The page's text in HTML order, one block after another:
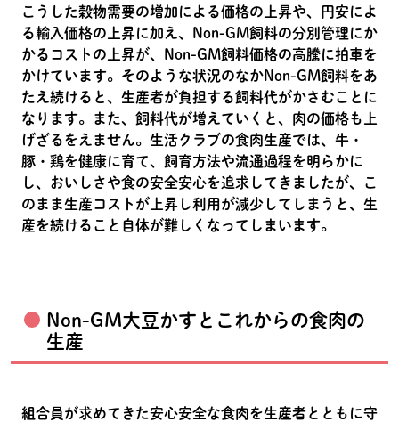
こうした穀物需要の増加による価格の上昇や、円安によ
る輸入価格の上昇に加え、Non-GM飼料の分別管理にか
かるコストの上昇が、Non-GM飼料価格の高騰に拍車を
かけています。そのような状況のなかNon-GM飼料をあ
たえ続けると、生産者が負担する飼料代がかさむことに
なります。また、飼料代が増えていくと、肉の価格も上
げざるをえません。生活クラブの食肉生産では、牛・
豚・鶏を健康に育て、飼育方法や流通過程を明らかに
し、おいしさや食の安全安心を追求してきましたが、こ
のまま生産コストが上昇し利用が減少してしまうと、生
産を続けること自体が難しくなってしまいます。
Non-GM大豆かすとこれからの食肉の
生産
組合員が求めてきた安心安全な食肉を生産者とともに守